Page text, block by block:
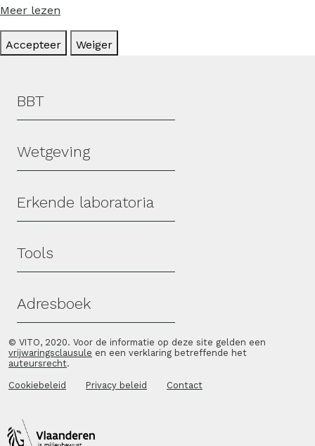
Meer lezen
Accepteer Weiger
Hoofdmenu
BBT
Wetgeving
Erkende laboratoria
Tools
Adresboek
© VITO, 2020. Voor de informatie op deze site gelden een
vrijwaringsclausule en een verklaring betreffende het
auteursrecht.
Cookiebeleid Privacy beleid Contact